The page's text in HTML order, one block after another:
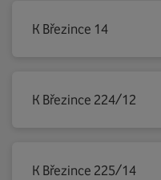
K Březince 14
K Březince 224/12
K Březince 225/14